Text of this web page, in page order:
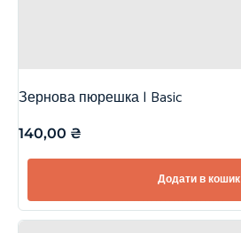
Зернова пюрешка | Basic
140,00 ₴
Додати в кошик